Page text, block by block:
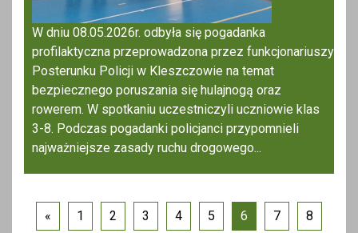
W dniu 08.05.2026r. odbyła się pogadanka
profilaktyczna przeprowadzona przez funkcjonariuszy
Posterunku Policji w Kleszczowie na temat
bezpiecznego poruszania się hulajnogą oraz
rowerem. W spotkaniu uczestniczyli uczniowie klas
3-8. Podczas pogadanki policjanci przypomnieli
najważniejsze zasady ruchu drogowego...
« 1 2 3 4 5 6 7 8